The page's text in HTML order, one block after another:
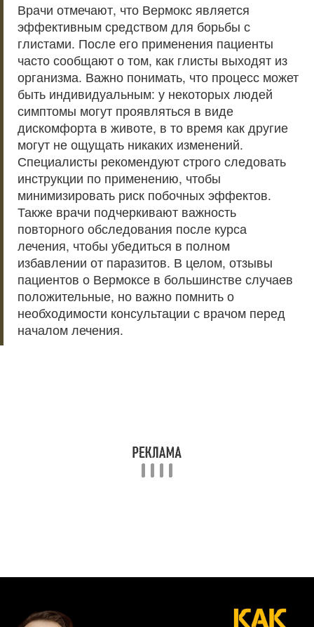
Врачи отмечают, что Вермокс является
эффективным средством для борьбы с
глистами. После его применения пациенты
часто сообщают о том, как глисты выходят из
организма. Важно понимать, что процесс может
быть индивидуальным: у некоторых людей
симптомы могут проявляться в виде
дискомфорта в животе, в то время как другие
могут не ощущать никаких изменений.
Специалисты рекомендуют строго следовать
инструкции по применению, чтобы
минимизировать риск побочных эффектов.
Также врачи подчеркивают важность
повторного обследования после курса
лечения, чтобы убедиться в полном
избавлении от паразитов. В целом, отзывы
пациентов о Вермоксе в большинстве случаев
положительные, но важно помнить о
необходимости консультации с врачом перед
началом лечения.